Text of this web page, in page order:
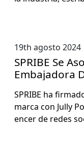
19th agosto 2024
SPRIBE Se
Embajadora
SPRIBE ha
mar­ca con Jul­ly
encer de redes